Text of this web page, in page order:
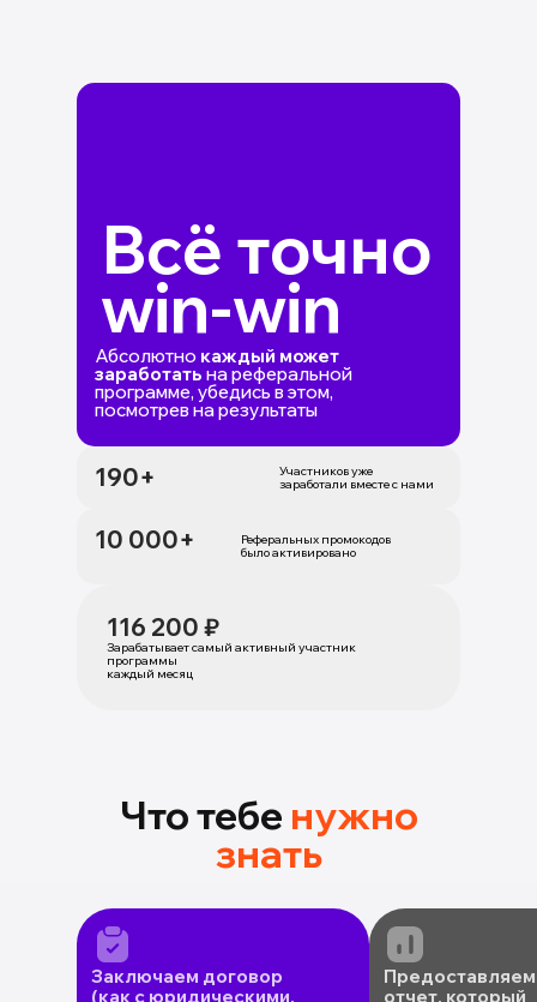
Всё точно
win-win
Абсолютно каждый может
заработать на реферальной
программе, убедись в этом,
посмотрев на результаты
190+
Участников уже
заработали вместе с нами
10 000+
Реферальных промокодов
было активировано
116 200 ₽
Зарабатывает самый активный участник
программы
каждый месяц
Что тебе нужно
знать
Заключаем договор
(как с юридическими,
отчет, который